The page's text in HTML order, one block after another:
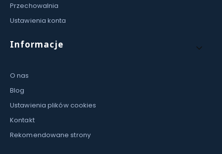
Przechowalnia
Ustawienia konta
Informacje
O nas
Blog
Ustawienia plików cookies
Kontakt
Rekomendowane strony